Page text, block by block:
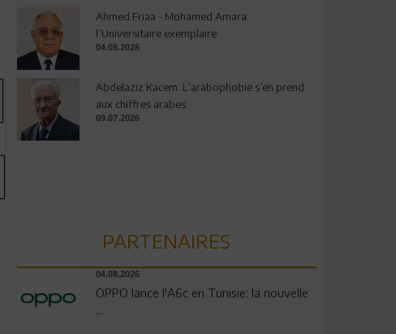
Ahmed Friaa - Mohamed Amara:
l’Universitaire exemplaire
04.08.2026
Abdelaziz Kacem: L’arabophobie s’en prend
aux chiffres arabes
09.07.2026
PARTENAIRES
04.08.2026
OPPO lance l'A6c en Tunisie: la nouvelle
...